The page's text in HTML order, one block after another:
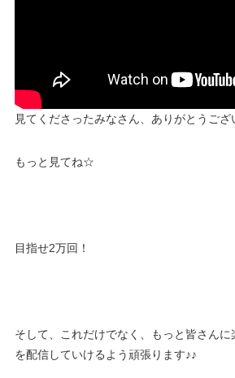
見てくださったみなさん、ありがとうござ
もっと見てね☆
目指せ2万回！
そして、これだけでなく、もっと皆さん
を配信していけるよう頑張ります♪♪